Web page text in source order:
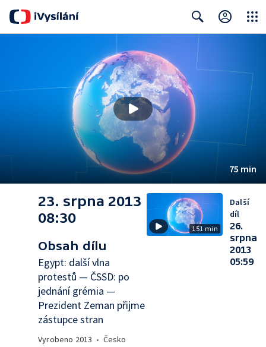
75 min
23. srpna 2013
08:30
Obsah dílu
Egypt: další vlna
protestů — ČSSD: po
jednání grémia —
Prezident Zeman přijme
zástupce stran
Vyrobeno 2013 • Česko
151 min
Další
díl
26.
srpna
2013
05:59